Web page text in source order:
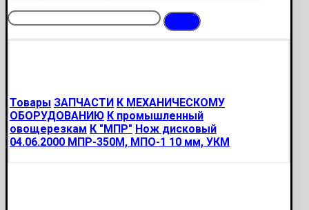
Товары ЗАПЧАСТИ К МЕХАНИЧЕСКОМУ
ОБОРУДОВАНИЮ К промышленный
овощерезкам К "МПР" Нож дисковый
04.06.2000 МПР-350М, МПО-1 10 мм, УКМ